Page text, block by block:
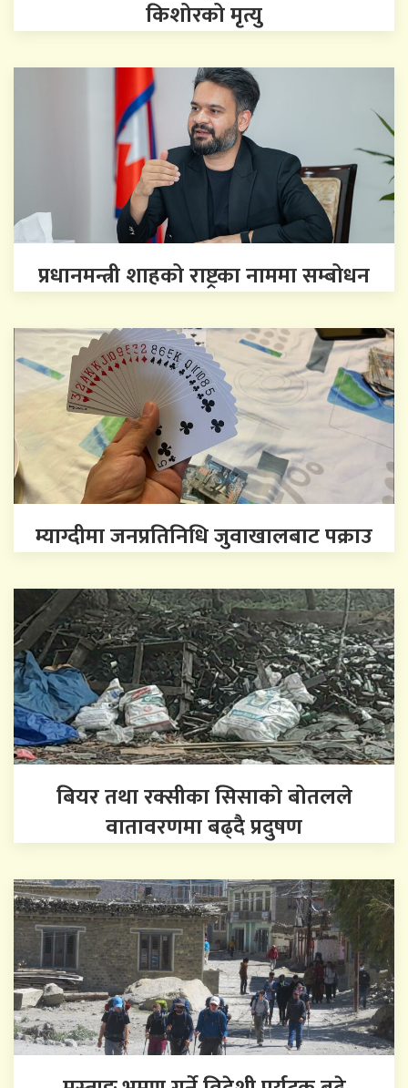
किशोरको मृत्यु
प्रधानमन्त्री शाहको राष्ट्रका नाममा सम्बोधन
म्याग्दीमा जनप्रतिनिधि जुवाखालबाट पक्राउ
बियर तथा रक्सीका सिसाको बोतलले
वातावरणमा बढ्दै प्रदुषण